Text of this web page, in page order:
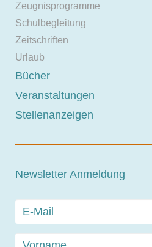
Zeugnisprogramme
Schulbegleitung
Zeitschriften
Urlaub
Bücher
Veranstaltungen
Stellenanzeigen
Newsletter Anmeldung